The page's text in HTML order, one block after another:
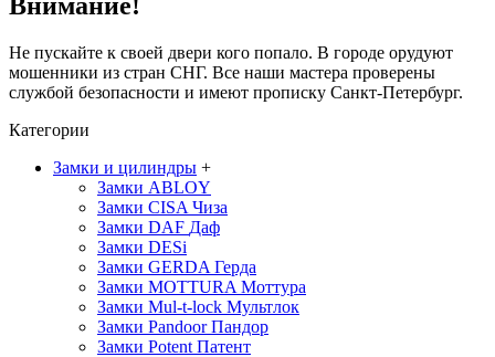
Не пускайте к своей двери кого попало. В городе орудуют
мошенники из стран СНГ. Все наши мастера проверены
службой безопасности и имеют прописку Санкт-Петербург.
Категории
Замки и цилиндры +
Замки ABLOY
Замки CISA Чиза
Замки DAF Даф
Замки DESi
Замки GERDA Герда
Замки MOTTURA Моттура
Замки Mul-t-lock Мультлок
Замки PandoorПандор
Замки Potent Патент